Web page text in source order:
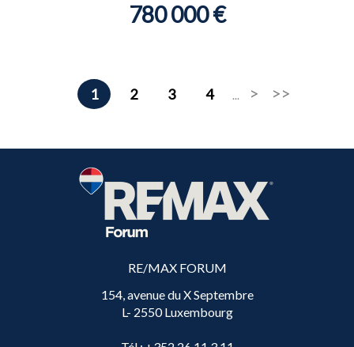
780 000 €
1 2 3 4 ...
RE/MAX FORUM
154, avenue du X Septembre
L- 2550 Luxembourg